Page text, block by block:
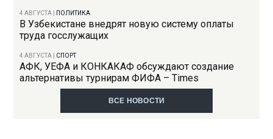
4 АВГУСТА ПОЛИТИКА
В Узбекистане внедрят новую систему оплаты
труда госслужащих
4 АВГУСТА СПОРТ
АФК, УЕФА и КОНКАКАФ обсуждают создание
альтернативы турнирам ФИФА – Times
ВСЕ НОВОСТИ